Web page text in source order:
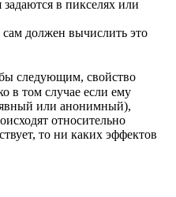
в пикселях или
сам должен вычислить это
следующим, свойство
в том случае если ему
или анонимный),
относительно
то ни каких эффектов